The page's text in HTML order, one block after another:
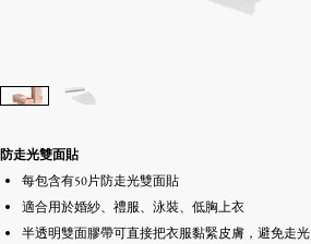
防走光雙面貼
每包含有50片防走光雙面貼
適合用於婚紗、禮服、泳裝、低胸上衣
半透明雙面膠帶可直接把衣服黏緊皮膚，避免走光